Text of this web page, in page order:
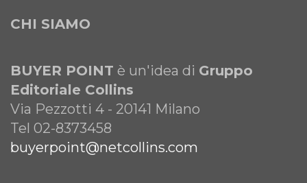
CHI SIAMO
BUYER POINT è un'idea di Gruppo
Editoriale Collins
Via Pezzotti 4 - 20141 Milano
Tel 02-8373458
buyerpoint@netcollins.com